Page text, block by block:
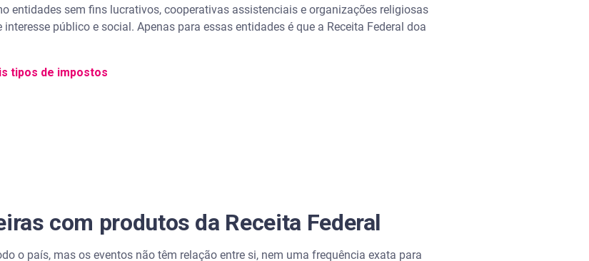
entidades sem fins lucrativos, cooperativas assistenciais e organizações religiosas
público e social. Apenas para essas entidades é que a Receita Federal doa
tipos de impostos
com produtos da Receita Federal
o país, mas os eventos não têm relação entre si, nem uma frequência exata para